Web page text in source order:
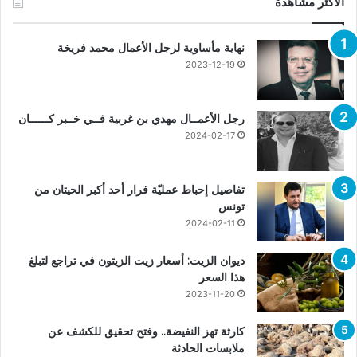
نهاية مأساوية لرجل الأعمال محمد فريخة
2023-12-19
رجل الأعمــال مهدي بن غربية فــي خــبر كــــــان
2024-02-17
تفاصيل إحباط عمليّة فرار أحد أكبر الحيتان من
تونس
2024-02-11
ديوان الزيت: أسعار زيت الزيتون في تراجع لتبلغ
هذا السعر
2023-11-20
كارثة تهز النفيضة.. وفتح تحقيق للكشف عن
ملابسات الحادثة